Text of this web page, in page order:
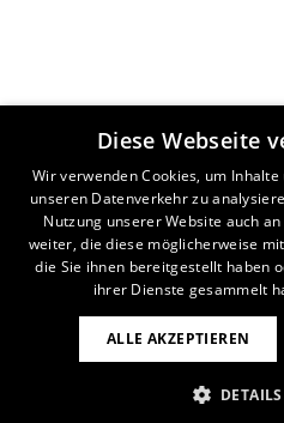
Diese Webseite
Wir verwenden Cookies, um
unseren Datenverkehr zu
Nutzung unserer Website auch
weiter, die diese möglicherweise
die Sie ihnen bereitgestellt haben
ihrer Dienste gesammelt
ALLE AKZEPTIEREN